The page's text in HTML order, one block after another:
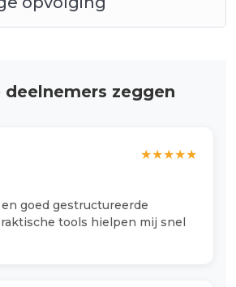
deelnemers zeggen
★★★★★
goed gestructureerde
tools hielpen mij snel